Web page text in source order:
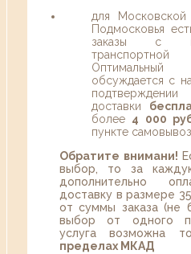
для
Подмосковья
заказы с
обсуждается с
доставки
более 4 000
пункте
Обратите внимани!
выбор, то за
дополнительно
доставку в размере
от суммы заказа (не
выбор от одного
услуга возможна
пределах МКАД